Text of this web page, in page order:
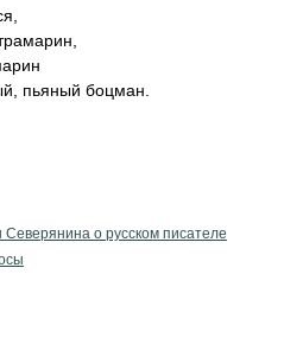
пьяный боцман.
Северянина о русском писателе